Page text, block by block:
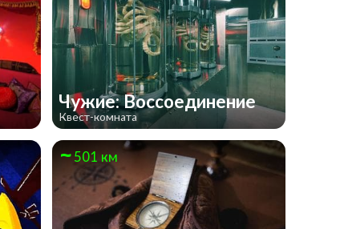
Чужие: Воссоединение
Квест-комната
501 км